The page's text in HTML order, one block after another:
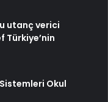
utanç verici
Türkiye’nin
Okul